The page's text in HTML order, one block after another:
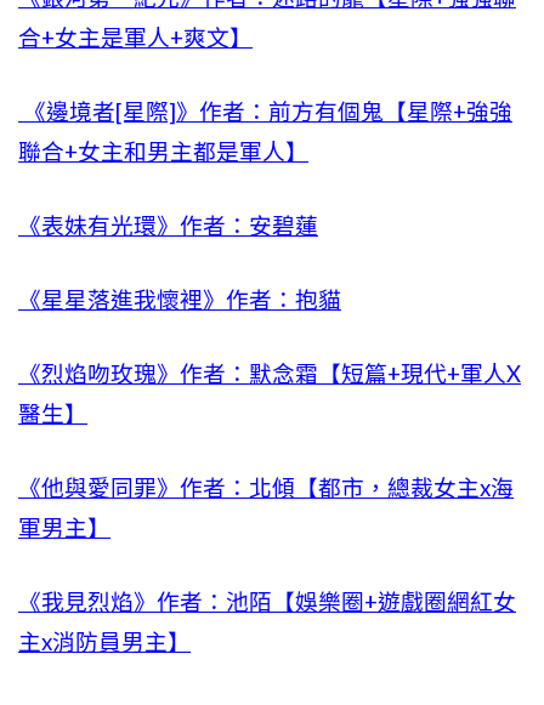
合+女主是軍人+爽文】
《邊境者[星際]》作者：前方有個鬼【星際+強強
聯合+女主和男主都是軍人】
《表妹有光環》作者：安碧蓮
《星星落進我懷裡》作者：抱貓
《烈焰吻玫瑰》作者：默念霜【短篇+現代+軍人X
醫生】
《他與愛同罪》作者：北傾【都市，總裁女主x海
軍男主】
《我見烈焰》作者：池陌【娛樂圈+遊戲圈網紅女
主x消防員男主】